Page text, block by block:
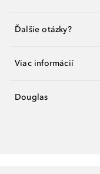
Ďalšie otázky?
Viac informácií
Douglas